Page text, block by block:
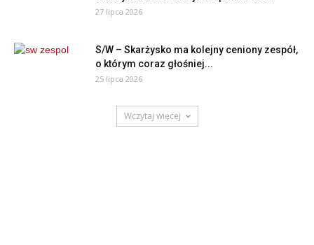
27 lipca 2026
S/W – Skarżysko ma kolejny ceniony zespół,
o którym coraz głośniej...
25 lipca 2026
Wczytaj więcej